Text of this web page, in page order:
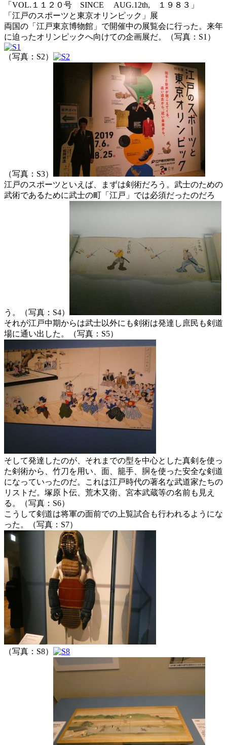
「VOL.１１２０号 SINCE AUG.12th, １９８３」
「江戸のスポーツと東京オリンピック」展
両国の「江戸東京博物館」で開催中の展覧会に行った。来年
に迫ったオリンピックへ向けての企画展だ。（写真：S1）
（写真：S2）
（写真：S3）
江戸のスポーツといえば、まずは剣術だろう。武士のための
武術であるために武士の町「江戸」では必須だったのだろ
う。（写真：S4）
それが江戸中期からは武士以外にも剣術は発達し庶民も剣道
場に通い出した。（写真：S5）
そして発達したのが、それまでの型を中心とした真剣を使っ
た剣術から、竹刀を用い、面、籠手、胴を使った安全な剣道
になっていったのだ。これは江戸時代の著名な武道家たちの
リストだ。塚原卜伝、荒木又衛、宮本武蔵等の名前も見え
る。（写真：S6）
こうして剣道は将軍の面前での上覧試合も行われるようにな
った。（写真：S7）
（写真：S8）